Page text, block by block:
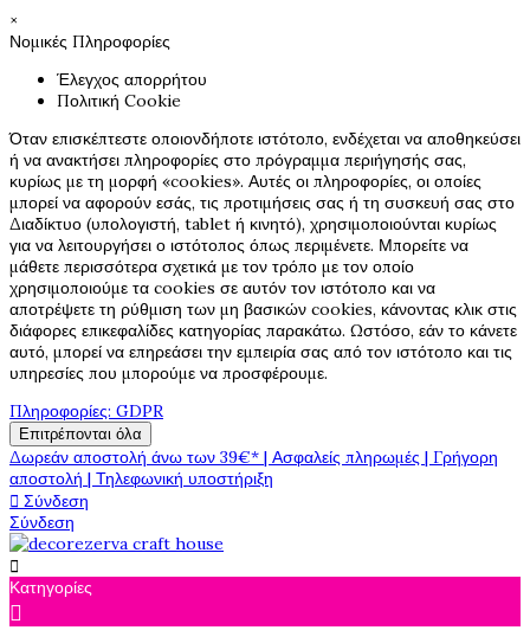
×
Νομικές Πληροφορίες
Έλεγχος απορρήτου
Πολιτική Cookie
Όταν επισκέπτεστε οποιονδήποτε ιστότοπο, ενδέχεται να αποθηκεύσει
ή να ανακτήσει πληροφορίες στο πρόγραμμα περιήγησής σας,
κυρίως με τη μορφή «cookies». Αυτές οι πληροφορίες, οι οποίες
μπορεί να αφορούν εσάς, τις προτιμήσεις σας ή τη συσκευή σας στο
Διαδίκτυο (υπολογιστή, tablet ή κινητό), χρησιμοποιούνται κυρίως
για να λειτουργήσει ο ιστότοπος όπως περιμένετε. Μπορείτε να
μάθετε περισσότερα σχετικά με τον τρόπο με τον οποίο
χρησιμοποιούμε τα cookies σε αυτόν τον ιστότοπο και να
αποτρέψετε τη ρύθμιση των μη βασικών cookies, κάνοντας κλικ στις
διάφορες επικεφαλίδες κατηγορίας παρακάτω. Ωστόσο, εάν το κάνετε
αυτό, μπορεί να επηρεάσει την εμπειρία σας από τον ιστότοπο και τις
υπηρεσίες που μπορούμε να προσφέρουμε.
Πληροφορίες: GDPR
Επιτρέπονται όλα
Δωρεάν αποστολή άνω των 39€* | Ασφαλείς πληρωμές | Γρήγορη
αποστολή | Τηλεφωνική υποστήριξη
 Σύνδεση
Σύνδεση

Κατηγορίες
